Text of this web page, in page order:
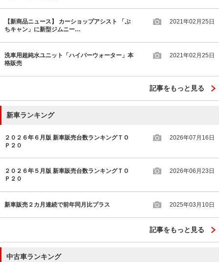
【新商品ニュース】 カーショップアシスト 「ぷ
ちキャン」に新型ジムニー…
2021年02月25日
洗車用超純水ユニット「ハイパーウォーター」本
格販売
2021年02月25日
記事をもっと見る
新車ランキング
２０２６年６月版 新車販売台数ランキングＴＯ
Ｐ２０
2026年07月16日
２０２６年５月版 新車販売台数ランキングＴＯ
Ｐ２０
2026年06月23日
新車販売２カ月連続で前年同月比プラス 2025年03月10日
記事をもっと見る
中古車ランキング